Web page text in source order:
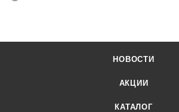
НОВОСТИ
АКЦИИ
КАТАЛОГ